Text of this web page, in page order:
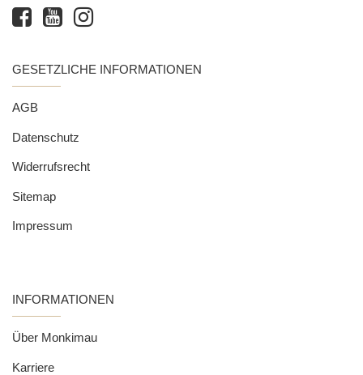
GESETZLICHE INFORMATIONEN
AGB
Datenschutz
Widerrufsrecht
Sitemap
Impressum
INFORMATIONEN
Über Monkimau
Karriere